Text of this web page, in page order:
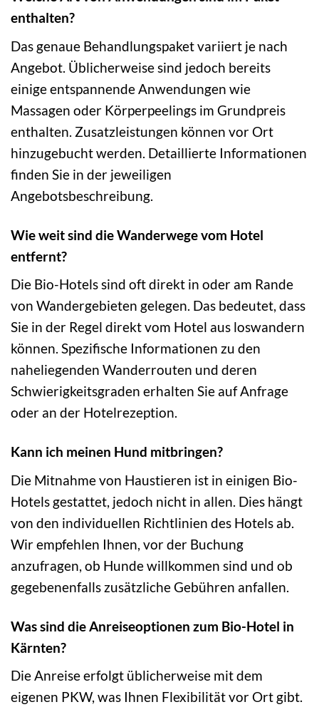
enthalten?
Das genaue Behandlungspaket variiert je nach
Angebot. Üblicherweise sind jedoch bereits
einige entspannende Anwendungen wie
Massagen oder Körperpeelings im Grundpreis
enthalten. Zusatzleistungen können vor Ort
hinzugebucht werden. Detaillierte Informationen
finden Sie in der jeweiligen
Angebotsbeschreibung.
Wie weit sind die Wanderwege vom Hotel
entfernt?
Die Bio-Hotels sind oft direkt in oder am Rande
von Wandergebieten gelegen. Das bedeutet, dass
Sie in der Regel direkt vom Hotel aus loswandern
können. Spezifische Informationen zu den
naheliegenden Wanderrouten und deren
Schwierigkeitsgraden erhalten Sie auf Anfrage
oder an der Hotelrezeption.
Kann ich meinen Hund mitbringen?
Die Mitnahme von Haustieren ist in einigen Bio-
Hotels gestattet, jedoch nicht in allen. Dies hängt
von den individuellen Richtlinien des Hotels ab.
Wir empfehlen Ihnen, vor der Buchung
anzufragen, ob Hunde willkommen sind und ob
gegebenenfalls zusätzliche Gebühren anfallen.
Was sind die Anreiseoptionen zum Bio-Hotel in
Kärnten?
Die Anreise erfolgt üblicherweise mit dem
eigenen PKW, was Ihnen Flexibilität vor Ort gibt.